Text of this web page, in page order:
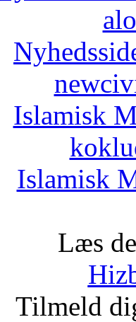
Islamisk
Islamisk
Læs
Tilmeld